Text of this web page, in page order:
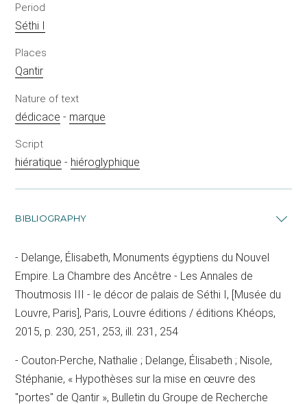
Period
Séthi I
Places
Qantir
Nature of text
dédicace - marque
Script
hiératique - hiéroglyphique
BIBLIOGRAPHY
Delange, Élisabeth, Monuments égyptiens du Nouvel
Empire. La Chambre des Ancêtre - Les Annales de
Thoutmosis III - le décor de palais de Séthi I, [Musée du
Louvre, Paris], Paris, Louvre éditions / éditions Khéops,
2015, p. 230, 251, 253, ill. 231, 254
Couton-Perche, Nathalie ; Delange, Élisabeth ; Nisole,
Stéphanie, « Hypothèses sur la mise en œuvre des
"portes" de Qantir », Bulletin du Groupe de Recherche